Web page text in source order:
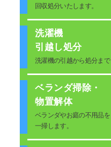
回収処分いたします。
洗濯機
引越し処分
洗濯機の引越から処分まで
ベランダ掃除・
物置解体
ベランダやお庭の不用品を
一掃します。